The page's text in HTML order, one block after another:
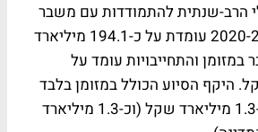
הרב-שנתית להתמודדות עם משבר
הקורונה לשנים 2020-2022 עומדת על כ-194.1 מיליארד
והתחייבויות עומד על
שקל. היקף הסיוע הכולל במזומן בלבד
בחודש זה עמד על כ-1.3 מיליארד שקל (וכ-1.3 מיליארד